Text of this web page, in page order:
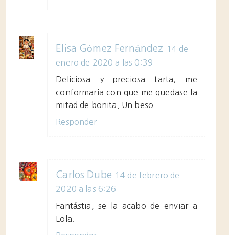
Elisa Gómez Fernández
14 de
enero de 2020 a las 0:39
Deliciosa y preciosa tarta, me
conformaría con que me quedase la
mitad de bonita. Un beso
Responder
Carlos Dube 14 de febrero de
2020 a las 6:26
Fantástia, se la acabo de enviar a
Lola.